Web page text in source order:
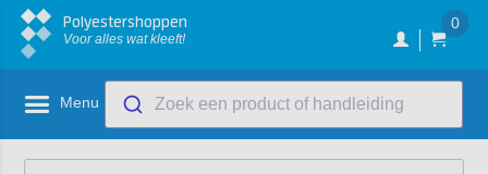
Polyestershoppen
Voor alles wat kleeft!
0
Menu Zoek een product of handleiding